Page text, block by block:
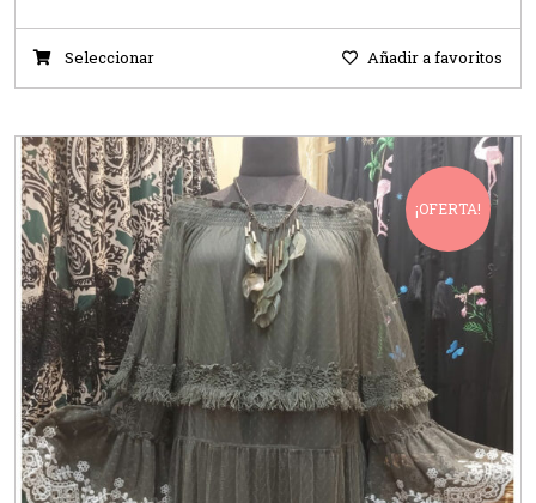
Seleccionar Añadir a favoritos
¡OFERTA!